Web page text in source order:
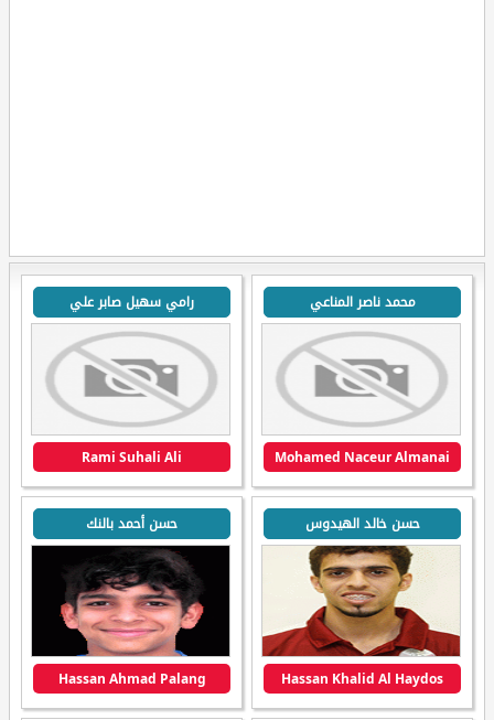
محمد ناصر المناعي
Mohamed Naceur Almanai
رامي سهيل صابر علي
Rami Suhali Ali
حسن خالد الهيدوس
Hassan Khalid Al Haydos
حسن أحمد بالنك
Hassan Ahmad Palang